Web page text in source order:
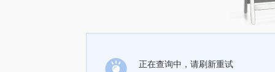
正在查询中，请刷新重试